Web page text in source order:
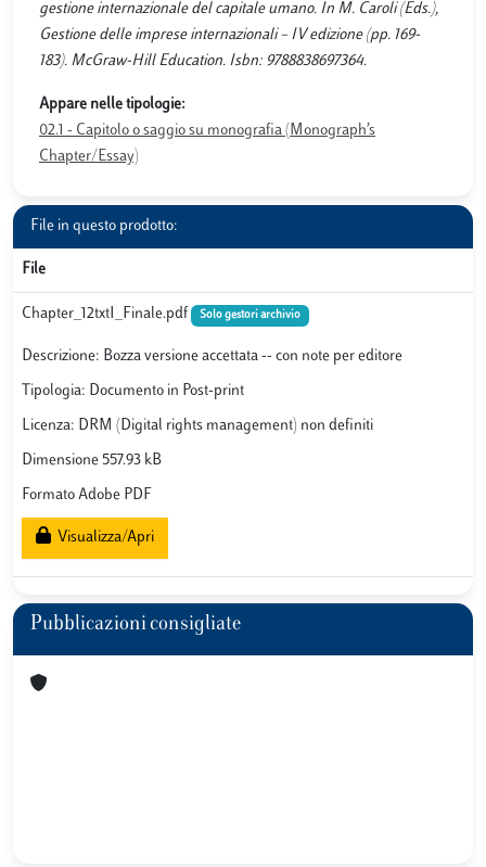
gestione internazionale del capitale umano. In M. Caroli (Eds.),
Gestione delle imprese internazionali – IV edizione (pp. 169-
183). McGraw-Hill Education. Isbn: 9788838697364.
Appare nelle tipologie:
02.1 - Capitolo o saggio su monografia (Monograph’s
Chapter/Essay)
File in questo prodotto:
File
Chapter_12txtI_Finale.pdf Solo gestori archivio
Descrizione: Bozza versione accettata -- con note per editore
Tipologia: Documento in Post-print
Licenza: DRM (Digital rights management) non definiti
Dimensione 557.93 kB
Formato Adobe PDF
Visualizza/Apri
Pubblicazioni consigliate